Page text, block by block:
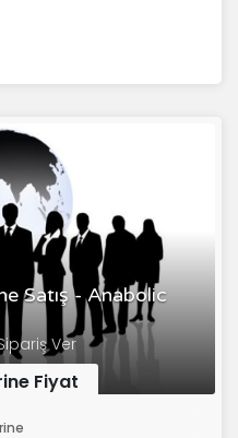
Satış - Anabolic
Ver
Fiyat